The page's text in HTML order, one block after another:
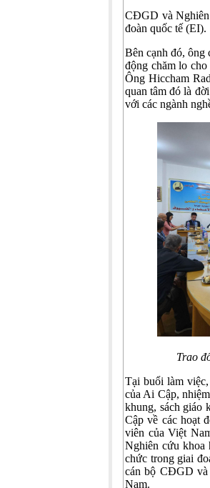
CĐGD và Nghiên
đoàn quốc tế (EI).
Bên cạnh đó, ông
động chăm lo
Ông Hiccham
quan tâm đó là
với các ngành
Trao
Tại buổi làm
của Ai Cập,
khung, sách
Cập về các hoạt
viên của Việt
Nghiên cứu khoa
chức trong giai
cán bộ CĐGD và
Nam.